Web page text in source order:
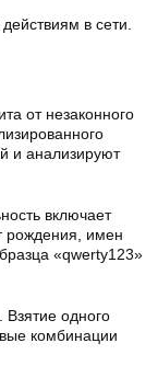
в сети.
от незаконного
и анализируют
включает
рождения, имен
«qwerty123»
одного
комбинации